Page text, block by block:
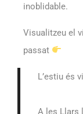
inoblidable.
Visualitzeu el
passat
L’estiu és
A les Llars